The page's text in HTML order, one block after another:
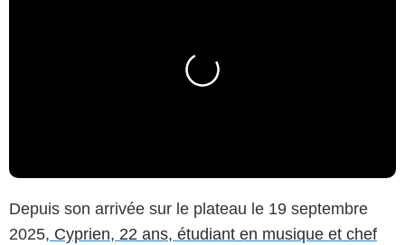
Depuis son arrivée sur le plateau le 19 septembre
2025, Cyprien, 22 ans, étudiant en musique et chef